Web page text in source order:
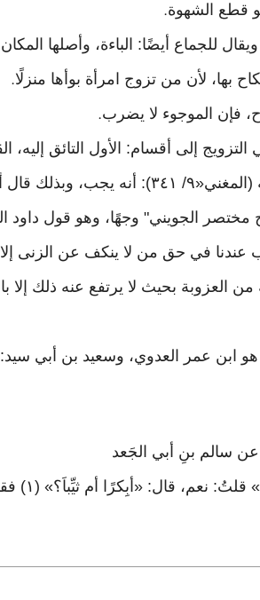
قطع الشهوة.
كناية عن النكاح، ويقال للجماع أيضًا: الباءة،
بها، لأن من تزوج امرأة بوأها منزلًا.
فإن الموجوء لا يضرب.
العلماء الرجل في التزويج إلى أقسام: الأول
نفسه، فهذا يندب له النكاح عند الجميع، وزاد الحنابلة في
الجويني" وجهًا، وهو قول داود
في حق من لا ينكف عن الزنى إلا
بحيث لا يرتفع عنه ذلك إلا
عن سالم بنِ أبي الجَعد
عن جابر بنِ عبد